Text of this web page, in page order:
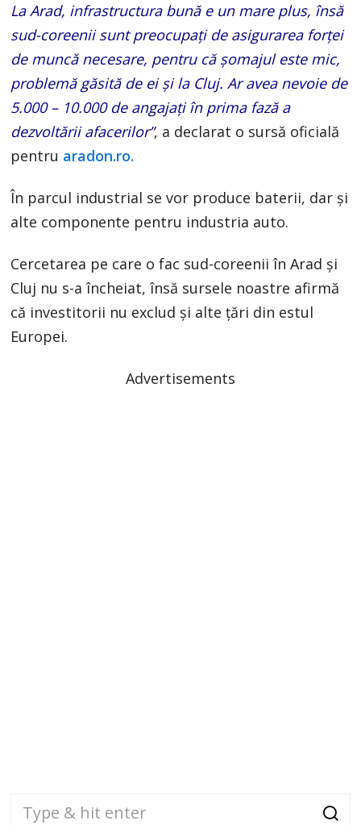
La Arad, infrastructura bună e un mare plus, însă
sud-coreenii sunt preocupaţi de asigurarea forţei
de muncă necesare, pentru că şomajul este mic,
problemă găsită de ei şi la Cluj. Ar avea nevoie de
5.000 – 10.000 de angajaţi în prima fază a
dezvoltării afacerilor”, a declarat o sursă oficială
pentru aradon.ro.
În parcul industrial se vor produce baterii, dar şi
alte componente pentru industria auto.
Cercetarea pe care o fac sud-coreenii în Arad şi
Cluj nu s-a încheiat, însă sursele noastre afirmă
că investitorii nu exclud şi alte ţări din estul
Europei.
Advertisements